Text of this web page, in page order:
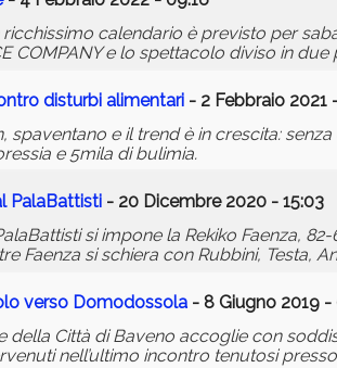
calendario è previsto per
COMPANY e lo spettacolo diviso in
disturbi alimentari - 2 Febbraio 2021
spaventano e il trend è in crescita:
e 5mila di bulimia.
PalaBattisti - 20 Dicembre 2020 - 15:03
si impone la Rekiko Faenza,
Faenza si schiera con Rubbini, Testa,
verso Domodossola - 8 Giugno 2019 -
della Città di Baveno accoglie con
nell’ultimo incontro tenutosi